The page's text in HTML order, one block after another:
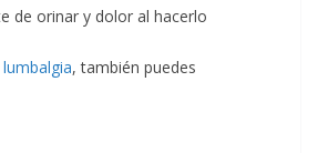
de orinar y dolor al hacerlo
lumbalgia, también puedes